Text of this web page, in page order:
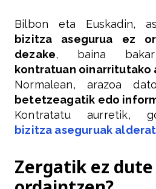
Bilbon eta Euskadin,
bizitza asegurua ez
dezake, baina
kontratuan oinarritutako
Normalean, arazoa
betetzeagatik edo
Kontratatu aurretik,
bizitza aseguruak
Zergatik ez